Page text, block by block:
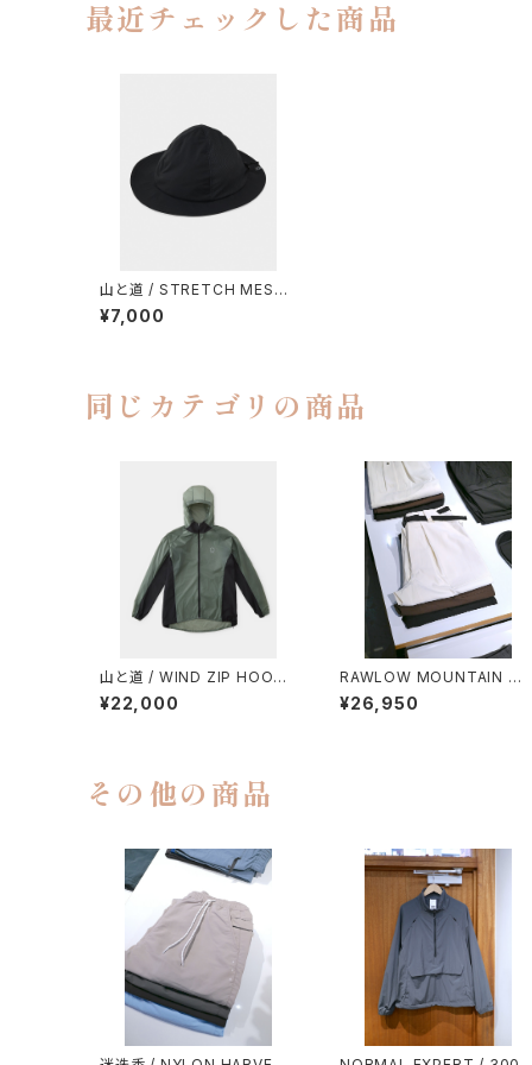
最近チェックした商品
山と道 / STRETCH MESH
HAT
¥7,000
同じカテゴリの商品
山と道 / WIND ZIP HOODY
（UNISEX）
¥22,000
RAWLOW MOUNTAIN
RKS / HIKER BAKER
S
¥26,950
その他の商品